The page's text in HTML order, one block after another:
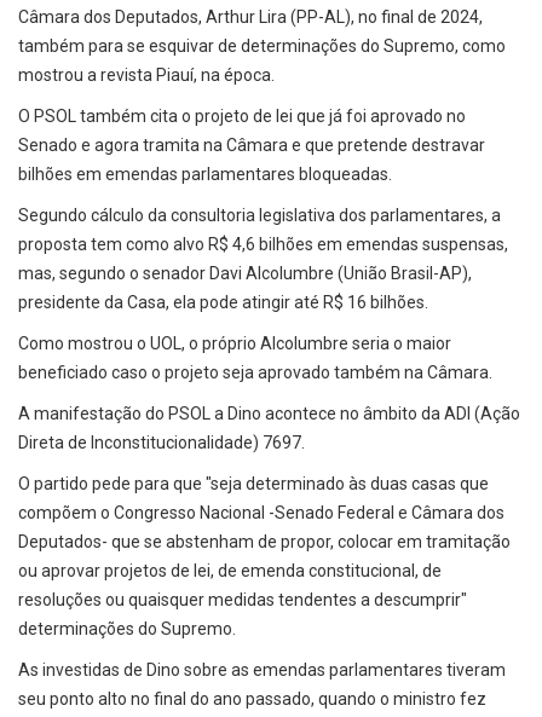
Câmara dos Deputados, Arthur Lira (PP-AL), no final de 2024,
também para se esquivar de determinações do Supremo, como
mostrou a revista Piauí, na época.
O PSOL também cita o projeto de lei que já foi aprovado no
Senado e agora tramita na Câmara e que pretende destravar
bilhões em emendas parlamentares bloqueadas.
Segundo cálculo da consultoria legislativa dos parlamentares, a
proposta tem como alvo R$ 4,6 bilhões em emendas suspensas,
mas, segundo o senador Davi Alcolumbre (União Brasil-AP),
presidente da Casa, ela pode atingir até R$ 16 bilhões.
Como mostrou o UOL, o próprio Alcolumbre seria o maior
beneficiado caso o projeto seja aprovado também na Câmara.
A manifestação do PSOL a Dino acontece no âmbito da ADI (Ação
Direta de Inconstitucionalidade) 7697.
O partido pede para que "seja determinado às duas casas que
compõem o Congresso Nacional -Senado Federal e Câmara dos
Deputados- que se abstenham de propor, colocar em tramitação
ou aprovar projetos de lei, de emenda constitucional, de
resoluções ou quaisquer medidas tendentes a descumprir"
determinações do Supremo.
As investidas de Dino sobre as emendas parlamentares tiveram
seu ponto alto no final do ano passado, quando o ministro fez